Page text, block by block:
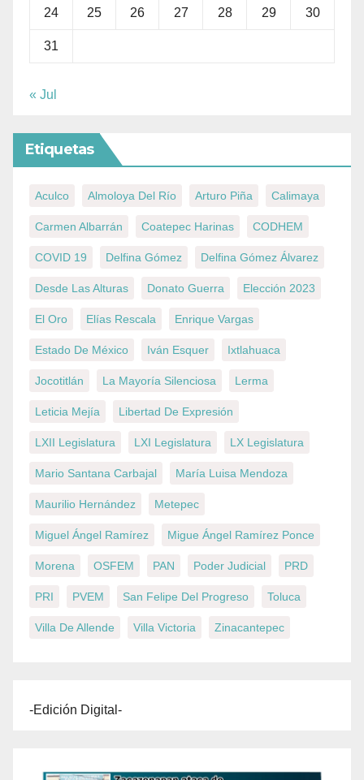
24 25 26 27 28 29 30
31
« Jul
Etiquetas
Aculco Almoloya Del Río Arturo Piña Calimaya
Carmen Albarrán Coatepec Harinas CODHEM
COVID 19 Delfina Gómez Delfina Gómez Álvarez
Desde Las Alturas Donato Guerra Elección 2023
El Oro Elías Rescala Enrique Vargas
Estado De México Iván Esquer Ixtlahuaca
Jocotitlán La Mayoría Silenciosa Lerma
Leticia Mejía Libertad De Expresión
LXII Legislatura LXI Legislatura LX Legislatura
Mario Santana Carbajal María Luisa Mendoza
Maurilio Hernández Metepec
Miguel Ángel Ramírez Migue Ángel Ramírez Ponce
Morena OSFEM PAN Poder Judicial PRD
PRI PVEM San Felipe Del Progreso Toluca
Villa De Allende Villa Victoria Zinacantepec
-Edición Digital-